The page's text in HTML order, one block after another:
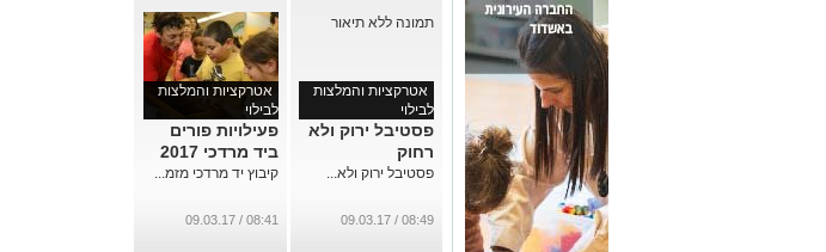
אטרקציות והמלצות
לבילוי
פסטיבל ירוק ולא
רחוק
פסטיבל ירוק ולא...
08:49 / 09.03.17
אטרקציות והמלצות
לבילוי
פעילויות פורים
ביד מרדכי 2017
קיבוץ יד מרדכי מזמ...
08:41 / 09.03.17